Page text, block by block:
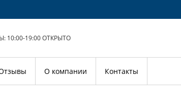
10:00-19:00ОТКРЫТО
О компании Контакты